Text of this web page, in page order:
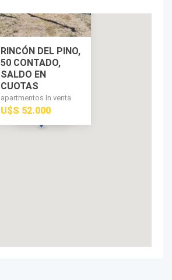
U$S 52.000
RINCÓN DEL PINO,
50 CONTADO,
SALDO EN
CUOTAS
apartmentos In venta
U$S 52.000